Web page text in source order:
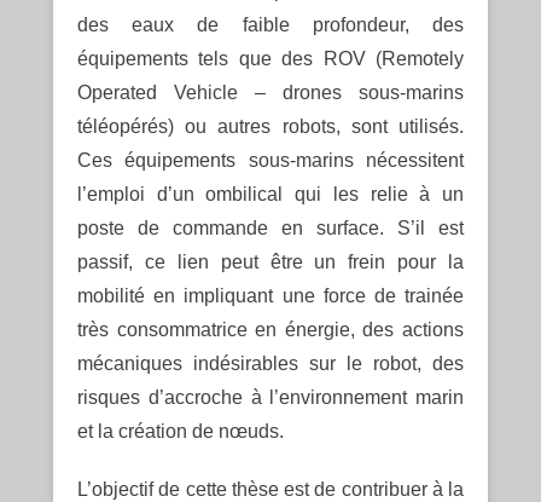
des eaux de faible profondeur, des
équipements tels que des ROV (Remotely
Operated Vehicle – drones sous-marins
téléopérés) ou autres robots, sont utilisés.
Ces équipements sous-marins nécessitent
l’emploi d’un ombilical qui les relie à un
poste de commande en surface. S’il est
passif, ce lien peut être un frein pour la
mobilité en impliquant une force de trainée
très consommatrice en énergie, des actions
mécaniques indésirables sur le robot, des
risques d’accroche à l’environnement marin
et la création de nœuds.
L’objectif de cette thèse est de contribuer à la